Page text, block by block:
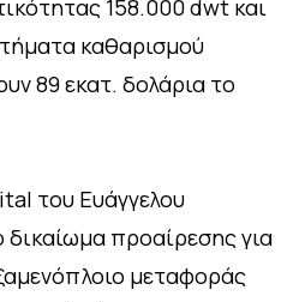
158.000 dwt και
καθαρισμού
89 εκατ. δολάρια το
του Ευάγγελου
προαίρεσης για
μεταφοράς